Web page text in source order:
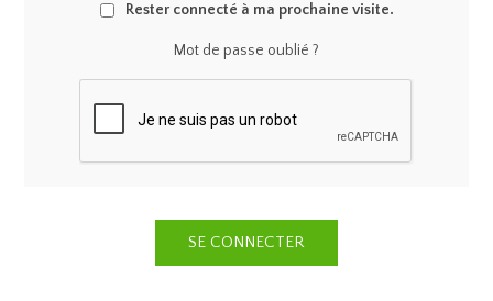
Rester connecté à ma prochaine visite.
Mot de passe oublié ?